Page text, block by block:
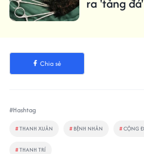
ra 'tảng
Chia sẻ
#Hashtag
#THANH XUÂN # BỆNH NHÂN #CỘNG
#THANH TRÍ